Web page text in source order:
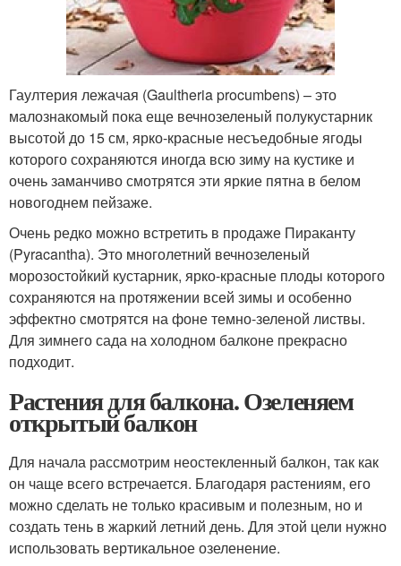
Гаултерия лежачая (Gaultheria procumbens) – это
малознакомый пока еще вечнозеленый полукустарник
высотой до 15 см, ярко-красные несъедобные ягоды
которого сохраняются иногда всю зиму на кустике и
очень заманчиво смотрятся эти яркие пятна в белом
новогоднем пейзаже.
Очень редко можно встретить в продаже Пираканту
(Pyracantha). Это многолетний вечнозеленый
морозостойкий кустарник, ярко-красные плоды которого
сохраняются на протяжении всей зимы и особенно
эффектно смотрятся на фоне темно-зеленой листвы.
Для зимнего сада на холодном балконе прекрасно
подходит.
Растения для балкона. Озеленяем
открытый балкон
Для начала рассмотрим неостекленный балкон, так как
он чаще всего встречается. Благодаря растениям, его
можно сделать не только красивым и полезным, но и
создать тень в жаркий летний день. Для этой цели нужно
использовать вертикальное озеленение.